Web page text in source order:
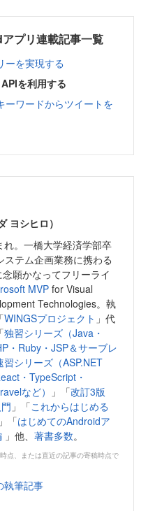
プリ連載記事一覧
ーを実現する
を利用する
ーワードからツイートを
ヨシヒロ）
れ。一橋大学経済学部卒
ステム企画業務に携わる
願かなってフリーライ
MVPfor Visual
Technologies。執
WINGSプロジェクト 」代
独習シリーズ（Java・
・Ruby・JSP＆サーブレ
習シリーズ（ASP.NET
・TypeScript・
など）
」「改訂3版
」「これからはじめる
」「はじめてのAndroidア
」他、 著書多数。
点、または直近の記事の寄稿時点で
執筆記事